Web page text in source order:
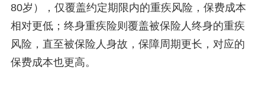
80岁），仅覆盖约定期限内的重疾风险，保费成本
相对更低；终身重疾险则覆盖被保险人终身的重疾
风险，直至被保险人身故，保障周期更长，对应的
保费成本也更高。